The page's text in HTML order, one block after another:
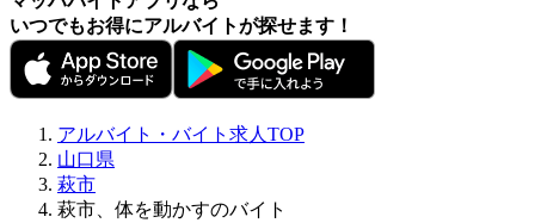
いつでもお得にアルバイトが探せます！
アルバイト・バイト求人TOP
山口県
萩市
萩市、体を動かすのバイト